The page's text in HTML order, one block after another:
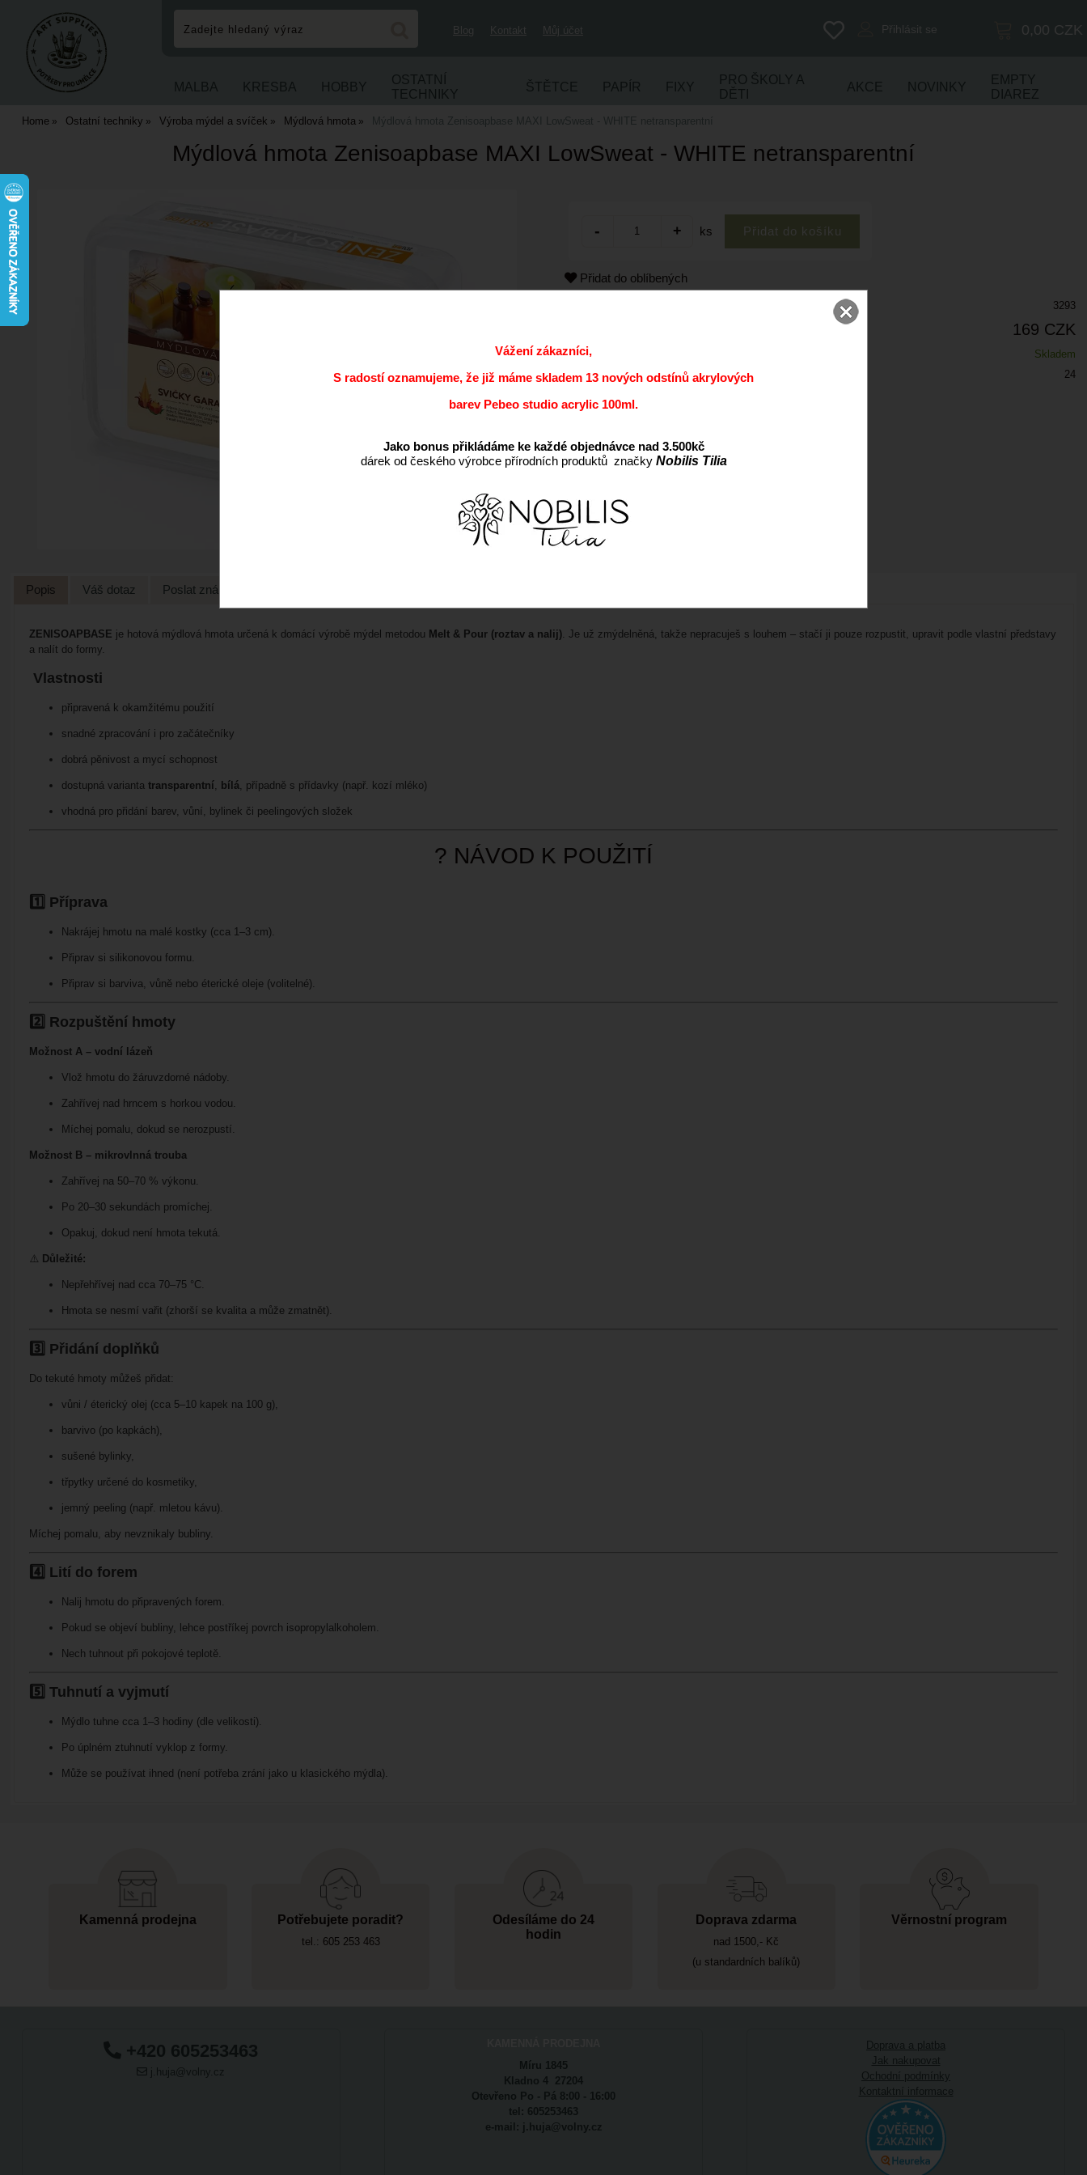
Blog Kontakt Můj účet 0,00 CZK
Přihlásit se
MALBA KRESBA HOBBY
OSTATNÍ
TECHNIKY
ŠTĚTCE PAPÍR FIXY
PRO ŠKOLY A
DĚTI
AKCE NOVINKY
EMPTY
DIAREZ
Home Ostatní techniky Výroba mýdel a svíček Mýdlová hmota Mýdlová hmota Zenisoapbase MAXI LowSweat - WHITE netransparentní
Mýdlová hmota Zenisoapbase MAXI LowSweat - WHITE netransparentní
ks
Přidat do oblíbených
3293
169 CZK
Dostupnost:
Skladem
Záruka:
24
Popis Váš dotaz Poslat známénu
ZENISOAPBASE je hotová mýdlová hmota určená k domácí výrobě mýdel metodou Melt & Pour (roztav a nalij). Je už zmýdelněná, takže nepracuješ s louhem – stačí ji pouze rozpustit, upravit podle vlastní představy
a nalít do formy.
Vlastnosti
připravená k okamžitému použití
snadné zpracování i pro začátečníky
dobrá pěnivost a mycí schopnost
dostupná varianta transparentní bílá , případně s přídavky (např. kozí mléko)
vhodná pro přidání barev, vůní, bylinek či peelingových složek
? NÁVOD K POUŽITÍ
1️⃣ Příprava
Nakrájej hmotu na malé kostky (cca 1–3 cm).
Připrav si silikonovou formu.
Připrav si barviva, vůně nebo éterické oleje (volitelné).
2️⃣ Rozpuštění hmoty
Možnost A – vodní lázeň
Vlož hmotu do žáruvzdorné nádoby.
Zahřívej nad hrncem s horkou vodou.
Míchej pomalu, dokud se nerozpustí.
Možnost B – mikrovlnná trouba
Zahřívej na 50–70 % výkonu.
Po 20–30 sekundách promíchej.
Opakuj, dokud není hmota tekutá.
⚠️ Důležité:
Nepřehřívej nad cca 70–75 °C.
Hmota se nesmí vařit (zhorší se kvalita a může zmatnět).
3️⃣ Přidání doplňků
Do tekuté hmoty můžeš přidat:
vůni / éterický olej (cca 5–10 kapek na 100 g),
barvivo (po kapkách),
sušené bylinky,
třpytky určené do kosmetiky,
jemný peeling (např. mletou kávu).
Míchej pomalu, aby nevznikaly bubliny.
4️⃣ Lití do forem
Nalij hmotu do připravených forem.
Pokud se objeví bubliny, lehce postříkej povrch isopropylalkoholem.
Nech tuhnout při pokojové teplotě.
5️⃣ Tuhnutí a vyjmutí
Mýdlo tuhne cca 1–3 hodiny (dle velikosti).
Po úplném ztuhnutí vyklop z formy.
Může se používat ihned (není potřeba zrání jako u klasického mýdla).
Kamenná prodejna Potřebujete poradit?
tel.: 605 253 463
Odesíláme do 24
hodin
Doprava zdarma
nad 1500,- Kč
(u standardních balíků)
Věrnostní program
+420 605253463
j.huja@volny.cz
Míru 1845
Kladno 4 27204
Otevřeno Po - Pá 8:00 - 16:00
tel: 605253463
e-mail: j.huja@volny.cz
Doprava a platba
Jak nakupovat
Ochodní podmínky
Kontaktní informace
Vážení zákazníci,
S radostí oznamujeme, že již máme skladem 13 nových odstínů akrylových
barev Pebeo studio acrylic 100ml.
Jako bonus přikládáme ke každé objednávce nad 3.500kč
dárek od českého výrobce přírodních produktů značky Nobilis Tilia